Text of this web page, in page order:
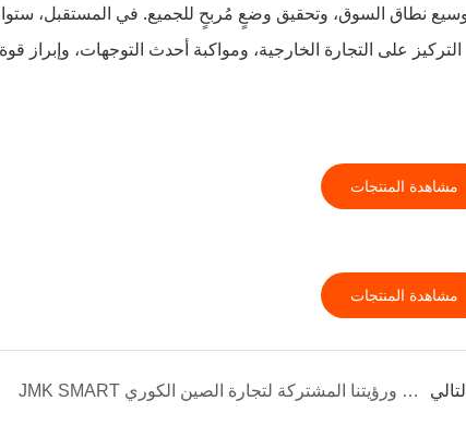
التركيز على التجارة الخارجية، ومواكبة أحدث التوجهات،
مشاهدة المنتجات
مشاهدة المنتجات
JMK SMART يحتفل بانتصار الرئيس المنتخب لي جاي ميونغ ورؤيتنا المشتركة لتجارة الصين الكوري التالي